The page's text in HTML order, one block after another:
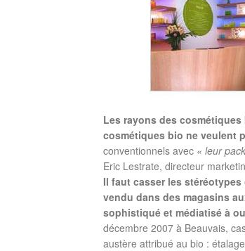
Les rayons des
cosmétiques bio ne veulent
conventionnels avec « leur
Eric Lestrate, directeur
Il faut casser les
vendu dans des magasins
sophistiqué et médiatisé à
décembre 2007 à Beauvais,
austère attribué au bio :